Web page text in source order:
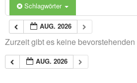
Schlagwörter
AUG. 2026
Zurzeit gibt es keine
AUG. 2026